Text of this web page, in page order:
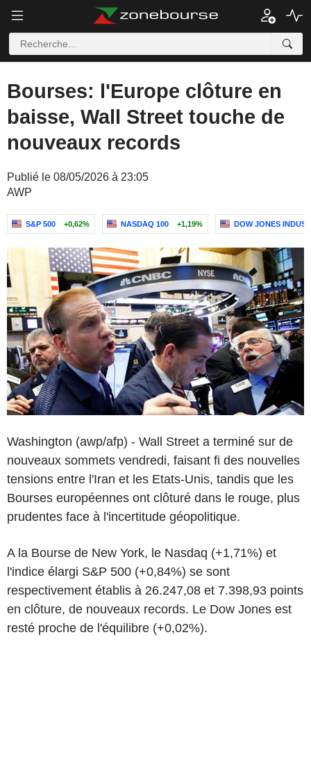
Bourses: l'Europe clôture en
baisse, Wall Street touche de
nouveaux records
Publié le 08/05/2026 à 23:05
AWP
S&P 500 +0,62% NASDAQ 100 +1,19% DOW JONES
Washington (awp/afp) - Wall Street a terminé sur de
nouveaux sommets vendredi, faisant fi des nouvelles
tensions entre l'Iran et les Etats-Unis, tandis que les
Bourses européennes ont clôturé dans le rouge, plus
prudentes face à l'incertitude géopolitique.
A la Bourse de New York, le Nasdaq (+1,71%) et
l'indice élargi S&P 500 (+0,84%) se sont
respectivement établis à 26.247,08 et 7.398,93 points
en clôture, de nouveaux records. Le Dow Jones est
resté proche de l'équilibre (+0,02%).